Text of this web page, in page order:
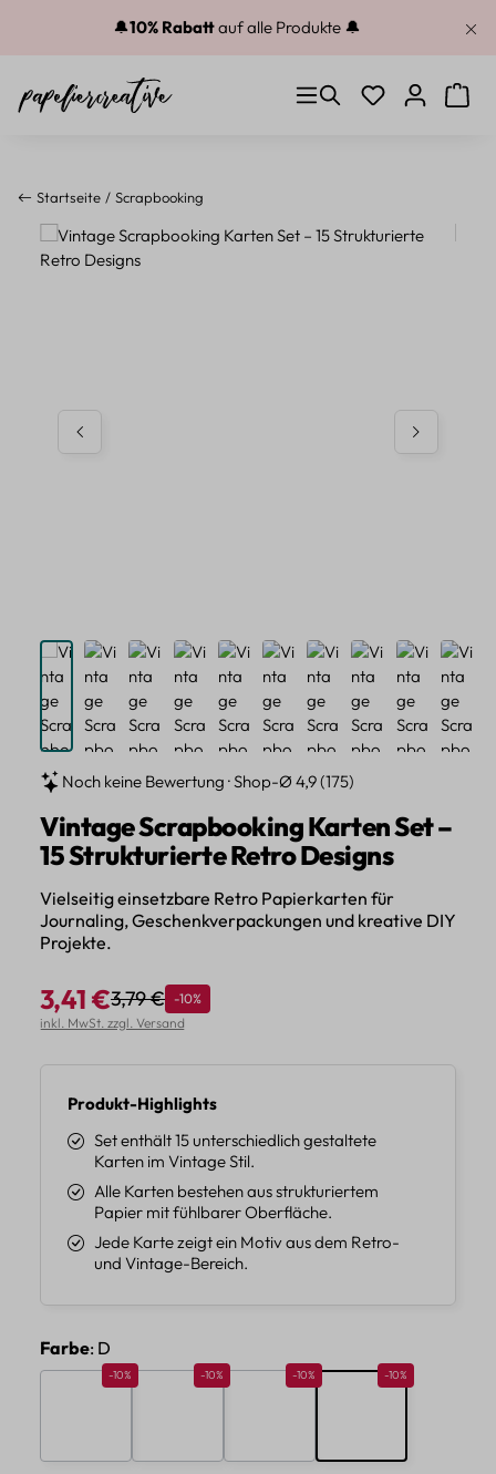
Zum Hauptinhalt springen
🔔10% Rabattauf alle Produkte 🔔
Du hast 0
Startseite Scrapbooking
Bildergalerie überspringen
Noch keine Bewertung · Shop-Ø 4,9 (175)
Vintage Scrapbooking Karten Set –
15 Strukturierte Retro Designs
Vielseitig einsetzbare Retro Papierkarten für
Journaling, Geschenkverpackungen und kreative DIY
Projekte.
Verkaufspreis:
3,41 €Regulärer Preis:
3,79 € Rabatt
-10%
inkl. MwSt. zzgl. Versand
Produkt-Highlights
Set enthält 15 unterschiedlich gestaltete
Karten im Vintage Stil.
Alle Karten bestehen aus strukturiertem
Papier mit fühlbarer Oberfläche.
Jede Karte zeigt ein Motiv aus dem Retro-
und Vintage-Bereich.
Farbeauswählen
: D
Rabatt 10%
-10% Rabatt 10%
-10% Rabatt 10%
-10% Rabatt 10%
-10%